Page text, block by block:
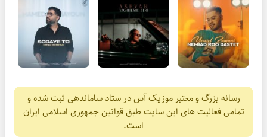
رسانه بزرگ و معتبر موزیک آس در ستاد ساماندهی ثبت شده و
تمامی فعالیت های این سایت طبق قوانین جمهوری اسلامی ایران
است.